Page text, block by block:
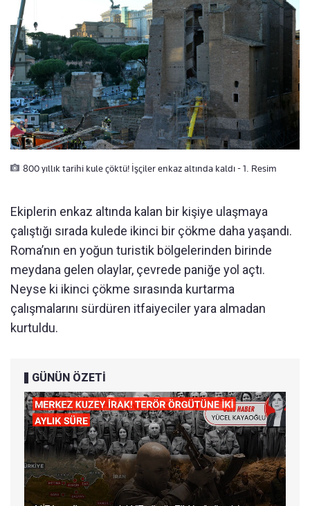
800 yıllık tarihi kule çöktü! İşçiler enkaz altında kaldı - 1. Resim
Ekiplerin enkaz altında kalan bir kişiye ulaşmaya
çalıştığı sırada kulede ikinci bir çökme daha yaşandı.
Roma’nın en yoğun turistik bölgelerinden birinde
meydana gelen olaylar, çevrede paniğe yol açtı.
Neyse ki ikinci çökme sırasında kurtarma
çalışmalarını sürdüren itfaiyeciler yara almadan
kurtuldu.
GÜNÜN ÖZETİ